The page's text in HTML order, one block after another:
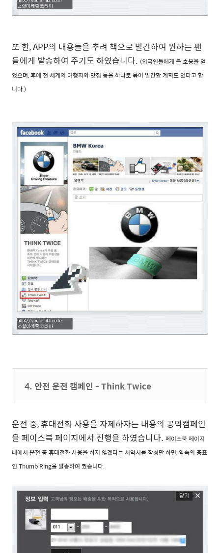
또 한, APP의 내용들을 추려 책으로 발간하여 원하는 팬
들에게 발송하여 주기도 하였습니다. (외국인들에게 큰 호응을 얻
었으며, 후에 전 세계의 여행지와 맛집 등을 하나로 묶어 발간할 계획도 있다고 합
니다.)
4. 안전 운전 캠페인 - Think Twice
운전 중, 휴대전화 사용을 자제하자는 내용의 공익캠페인
을 페이스북 페이지에서 진행을 하였습니다. 페이스북 페이지
내에서 운전 중 휴대전화 사용을 하지 않겠다는 서약서를 작성만 하면, 약속의 증표
인 Thumb Ring을 발송하여 줬습니다.